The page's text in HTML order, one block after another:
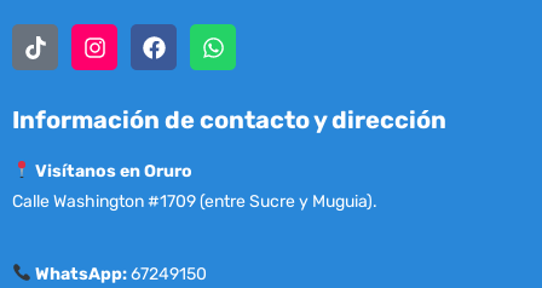
Información de contacto y dirección
Visítanos en Oruro
Calle Washington #1709 (entre Sucre y Muguia).
WhatsApp:67249150